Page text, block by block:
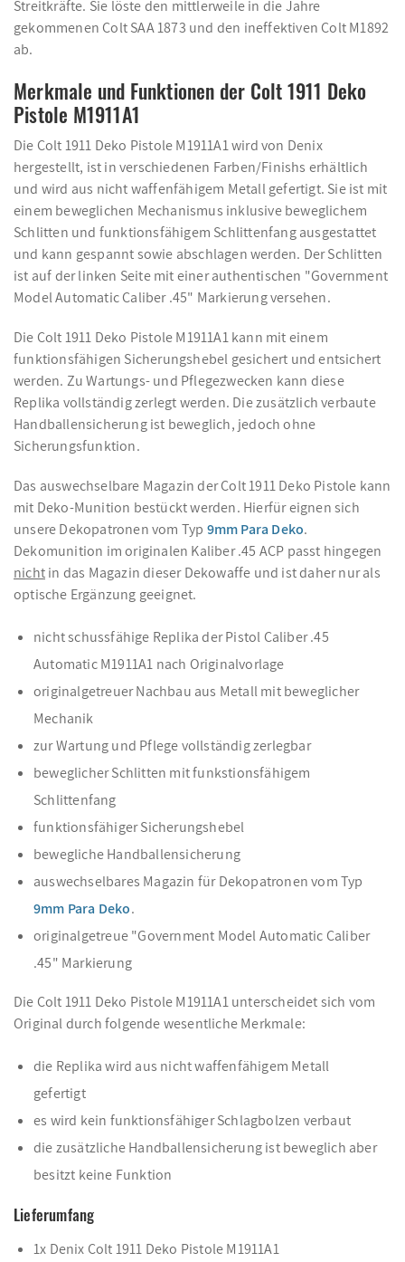
Streitkräfte. Sie löste den mittlerweile in die Jahre
gekommenen Colt SAA 1873 und den ineffektiven Colt M1892
ab.
Merkmale und Funktionen der Colt 1911 Deko
Pistole M1911A1
Die Colt 1911 Deko Pistole M1911A1 wird von Denix
hergestellt, ist in verschiedenen Farben/Finishs erhältlich
und wird aus nicht waffenfähigem Metall gefertigt. Sie ist mit
einem beweglichen Mechanismus inklusive beweglichem
Schlitten und funktionsfähigem Schlittenfang ausgestattet
und kann gespannt sowie abschlagen werden. Der Schlitten
ist auf der linken Seite mit einer authentischen "Government
Model Automatic Caliber .45" Markierung versehen.
Die Colt 1911 Deko Pistole M1911A1 kann mit einem
funktionsfähigen Sicherungshebel gesichert und entsichert
werden. Zu Wartungs- und Pflegezwecken kann diese
Replika vollständig zerlegt werden. Die zusätzlich verbaute
Handballensicherung ist beweglich, jedoch ohne
Sicherungsfunktion.
Das auswechselbare Magazin der Colt 1911 Deko Pistole kann
mit Deko-Munition bestückt werden. Hierfür eignen sich
unsere Dekopatronen vom Typ 9mm Para Deko.
Dekomunition im originalen Kaliber .45 ACP passt hingegen
nichtin das Magazin dieser Dekowaffe und ist daher nur als
optische Ergänzung geeignet.
nicht schussfähige Replika der Pistol Caliber .45
Automatic M1911A1 nach Originalvorlage
originalgetreuer Nachbau aus Metall mit beweglicher
Mechanik
zur Wartung und Pflege vollständig zerlegbar
beweglicher Schlitten mit funkstionsfähigem
Schlittenfang
funktionsfähiger Sicherungshebel
bewegliche Handballensicherung
auswechselbares Magazin für Dekopatronen vom Typ
9mm Para Deko.
originalgetreue "Government Model Automatic Caliber
.45" Markierung
Die Colt 1911 Deko Pistole M1911A1 unterscheidet sich vom
Original durch folgende wesentliche Merkmale:
die Replika wird aus nicht waffenfähigem Metall
gefertigt
es wird kein funktionsfähiger Schlagbolzen verbaut
die zusätzliche Handballensicherung ist beweglich aber
besitzt keine Funktion
Lieferumfang
1x Denix Colt 1911 Deko Pistole M1911A1